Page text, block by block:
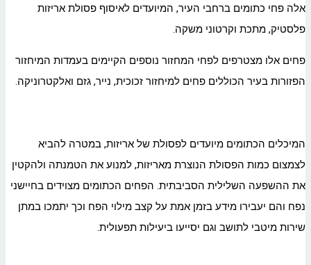
אלה פחי כתומים ברחבי העיר, המיועדים לאיסוף פסולת אריזות
פלסטיק, מתכת וקרטוני משקה.
פחים אלו מצטרפים לפחי המחזור נוספים הקיימים בעמדות המיחזור
הפזורות בעיר הכוללים פחים למיחזור זכוכית, נייר, גזם ואלקטרוניקה.
המיכלים הכתומים מיועדים לפסולת של אריזות, במטרה להביא
לצמצום כמות הפסולת הנוצרת מאריזות, למנוע את הטמנתה ולהקטין
את ההשפעה השלילית הסביבתית. הפחים הכתומים מצוידים בחיישני
נפח והם יעבירו מידע בזמן אמת על קצב מילוי הפח וכך יתמכו במתן
שירות מיטבי לתושב וגם יסייעו ביעילות תפעולית.